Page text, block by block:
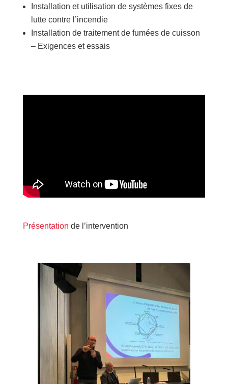
Installation et utilisation de systèmes fixes de
lutte contre l’incendie
Installation de traitement de fumées de cuisson
– Exigences et essais
Présentation de l’intervention